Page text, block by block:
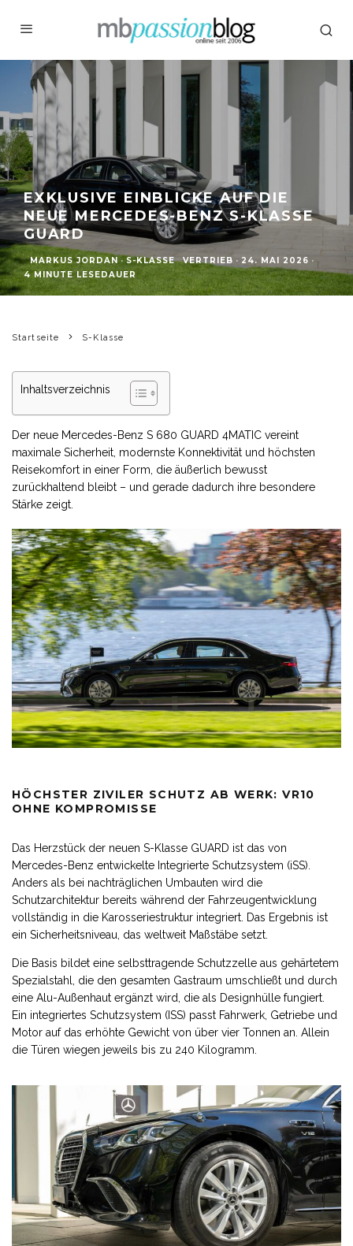
EXKLUSIVE EINBLICKE AUF DIE
NEUE MERCEDES-BENZ S-KLASSE
GUARD
MARKUS JORDAN · S-KLASSE VERTRIEB · 24. MAI 2026 ·
4 MINUTE LESEDAUER
Startseite S-Klasse
Inhaltsverzeichnis
Der neue Mercedes-Benz S 680 GUARD 4MATIC vereint
maximale Sicherheit, modernste Konnektivität und höchsten
Reisekomfort in einer Form, die äußerlich bewusst
zurückhaltend bleibt – und gerade dadurch ihre besondere
Stärke zeigt.
HÖCHSTER ZIVILER SCHUTZ AB WERK: VR10
OHNE KOMPROMISSE
Das Herzstück der neuen S-Klasse GUARD ist das von
Mercedes-Benz entwickelte Integrierte Schutzsystem (iSS).
Anders als bei nachträglichen Umbauten wird die
Schutzarchitektur bereits während der Fahrzeugentwicklung
vollständig in die Karosseriestruktur integriert. Das Ergebnis ist
ein Sicherheitsniveau, das weltweit Maßstäbe setzt.
Die Basis bildet eine selbsttragende Schutzzelle aus gehärtetem
Spezialstahl, die den gesamten Gastraum umschließt und durch
eine Alu-Außenhaut ergänzt wird, die als Designhülle fungiert.
Ein integriertes Schutzsystem (ISS) passt Fahrwerk, Getriebe und
Motor auf das erhöhte Gewicht von über vier Tonnen an. Allein
die Türen wiegen jeweils bis zu 240 Kilogramm.